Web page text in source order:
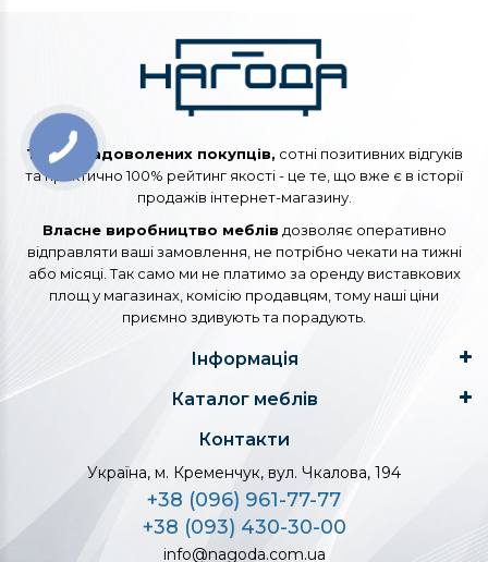
Тисячі задоволених покупців, сотні позитивних відгуків
та практично 100% рейтинг якості - це те, що вже є в історії
продажів інтернет-магазину.
Власне виробництво меблів дозволяє оперативно
відправляти ваші замовлення, не потрібно чекати на тижні
або місяці. Так само ми не платимо за оренду виставкових
площ у магазинах, комісію продавцям, тому наші ціни
приємно здивують та порадують.
Інформація
Каталог меблів
Контакти
Україна, м. Кременчук, вул. Чкалова, 194
+38 (096) 961-77-77
+38 (093) 430-30-00
info@nagoda.com.ua